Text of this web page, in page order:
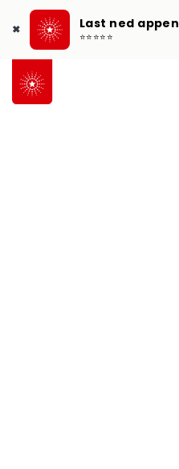
✖ Last ned appen
⭐⭐⭐⭐⭐